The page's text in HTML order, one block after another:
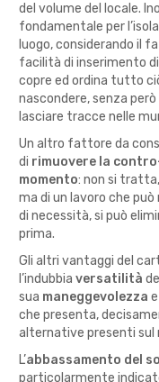
del volume del locale.
fondamentale per
luogo, considerando il
facilità di inserimento
copre ed ordina tutto
nascondere, senza
lasciare tracce nelle
Un altro fattore da
di rimuovere la
momento: non si
ma di un lavoro che
di necessità, si può
prima.
Gli altri vantaggi del
l’indubbia versatilità
sua maneggevolezza e
che presenta,
alternative presenti sul
L’abbassamento del
particolarmente